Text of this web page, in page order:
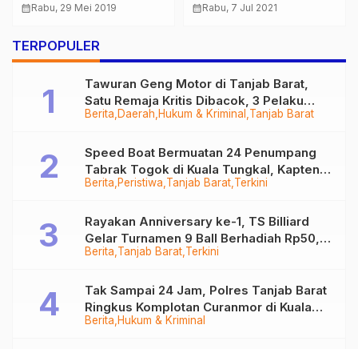
Pasukan Ops Ketupat
calendar_monthRabu, 29 Mei 2019
PPKM Berksala Mikro,
calendar_monthRabu, 7 Jul 2021
TERPOPULER
Berita Daerah Hukum & Kriminal Tanjab Barat
Tawuran Geng Motor di Tanjab Barat,
Satu Remaja Kritis Dibacok, 3 Pelaku
Ditangkap
Berita Peristiwa Tanjab Barat Terkini
Speed Boat Bermuatan 24 Penumpang
Tabrak Togok di Kuala Tungkal, Kapten
Sempat Hilang
Berita Tanjab Barat Terkini
Rayakan Anniversary ke-1, TS Billiard
Gelar Turnamen 9 Ball Berhadiah Rp50,8
Juta
Berita Hukum & Kriminal
Tak Sampai 24 Jam, Polres Tanjab Barat
Ringkus Komplotan Curanmor di Kuala
Tungkal